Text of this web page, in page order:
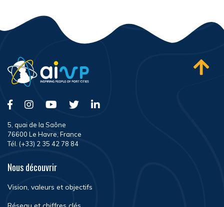
5, quai de la Saône
76600 Le Havre, France
Tél. (+33) 2 35 42 78 84
Nous découvrir
Vision, valeurs et objectifs